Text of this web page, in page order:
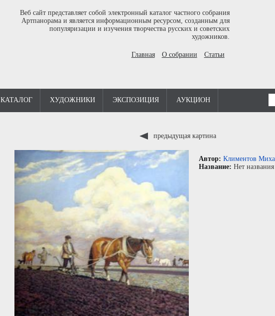
Веб сайт представляет собой электронный каталог частного собрания
Артпанорама и является информационным ресурсом, созданным для
популяризации и изучения творчества русских и советских
художников.
Главная О собрании Статьи
КАТАЛОГ ХУДОЖНИКИ ЭКСПОЗИЦИЯ АУКЦИОН
предыдущая картина
Автор: Климентов
Название: Нет названия